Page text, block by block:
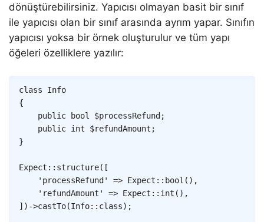
dönüştürebilirsiniz. Yapıcısı olmayan basit bir sınıf
ile yapıcısı olan bir sınıf arasında ayrım yapar. Sınıfın
yapıcısı yoksa bir örnek oluşturulur ve tüm yapı
öğeleri özelliklere yazılır:
class
Info
{
public
bool $processRefund ;
public int $refundAmount ;
}
Expect :: structure( [
'processRefund'
=> Expect :: bool ( ) ,
'refundAmount'
=> Expect :: int ( ) ,
] ) ->castTo(Info:: class) ;